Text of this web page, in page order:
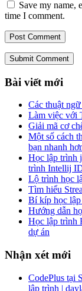
Save my name,
time I comment.
Submit Comment
Bài viết mới
Các thuật
Làm việc với
Giải mã cơ
Một số cách
bạn nhanh
Học lập trình
trình Intellij
Lộ trình học
Tìm hiểu
Bí kíp học
Hướng dẫn
Học lập trình
dự án
Nhận xét mới
CodePlus tại
lập trình |